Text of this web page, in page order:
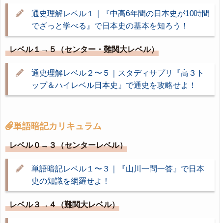
通史理解レベル１｜『中高6年間の日本史が10時間
でざっと学べる』で日本史の基本を知ろう！
レベル１→５（センター・難関大レベル）
通史理解レベル２〜５｜スタディサプリ『高３ト
ップ＆ハイレベル日本史』で通史を攻略せよ！
単語暗記カリキュラム
レベル０→３（センターレベル）
単語暗記レベル１〜３｜『山川一問一答』で日本
史の知識を網羅せよ！
レベル３→４（難関大レベル）